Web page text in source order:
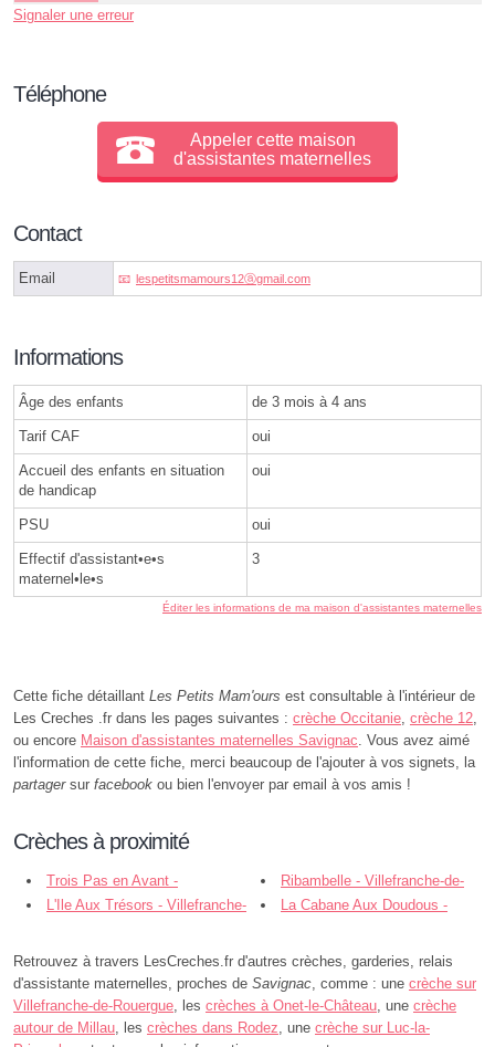
Signaler une erreur
Téléphone
Appeler cette maison
d'assistantes maternelles
Contact
Email lespetitsmamours12ⓐgmail.com
Informations
Âge des enfants de 3 mois à 4 ans
Tarif CAF oui
Accueil des enfants en situation
de handicap
oui
PSU oui
Effectif d'assistant•e•s
maternel•le•s
3
Éditer les informations de ma maison d'assistantes maternelles
Cette fiche détaillant Les Petits Mam'ours est consultable à l'intérieur de
Les Creches .fr dans les pages suivantes : crèche Occitanie, crèche 12,
ou encore Maison d'assistantes maternelles Savignac. Vous avez aimé
l'information de cette fiche, merci beaucoup de l'ajouter à vos signets, la
partagersur facebook ou bien l'envoyer par email à vos amis !
Crèches à proximité
Trois Pas en Avant -
Villefranche-de-Rouergue
Ribambelle - Villefranche-de-
Rouergue
L'Ile Aux Trésors - Villefranche-
La Cabane Aux Doudous -
Retrouvez à travers LesCreches.fr d'autres crèches, garderies, relais
d'assistante maternelles, proches de Savignac, comme : une crèche sur
Villefranche-de-Rouergue, les crèches à Onet-le-Château, une crèche
autour de Millau, les crèches dans Rodez, une crèche sur Luc-la-